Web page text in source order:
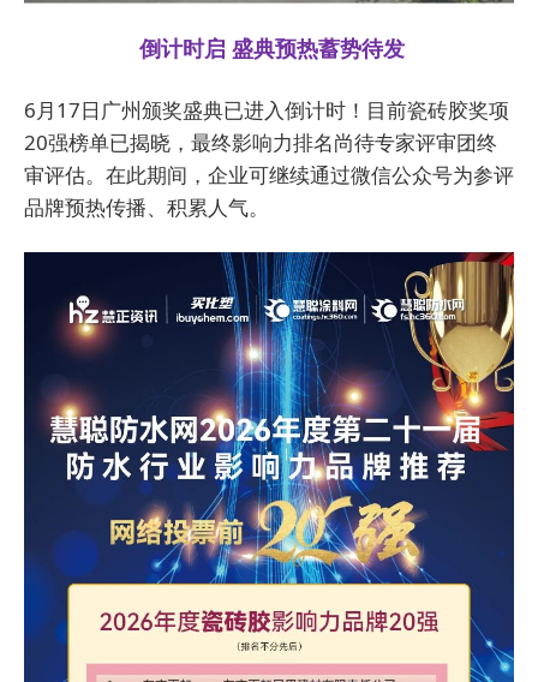
倒计时启 盛典预热蓄势待发
6月17日广州颁奖盛典已进入倒计时！目前瓷砖胶奖项
20强榜单已揭晓，最终影响力排名尚待专家评审团终
审评估。在此期间，企业可继续通过微信公众号为参评
品牌预热传播、积累人气。